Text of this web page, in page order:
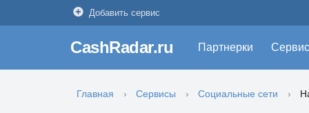
Добавить сервис
CashRadar.ru Партнерки
Главная Сервисы Социальные сети